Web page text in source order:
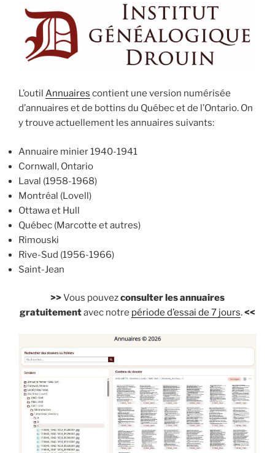
L’outil Annuaires contient une version numérisée
d’annuaires et de bottins du Québec et de l’Ontario. On
y trouve actuellement les annuaires suivants:
Annuaire minier 1940-1941
Cornwall, Ontario
Laval (1958-1968)
Montréal (Lovell)
Ottawa et Hull
Québec (Marcotte et autres)
Rimouski
Rive-Sud (1956-1966)
Saint-Jean
>>Vous pouvezconsulter les annuaires
gratuitementavec notre période d’essai de 7 jours.<<